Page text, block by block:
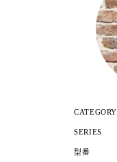
CATEGORY
SERIES
型番